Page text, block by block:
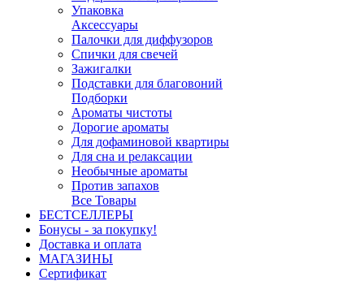
Упаковка
Аксессуары
Палочки для диффузоров
Спички для свечей
Зажигалки
Подставки для благовоний
Подборки
Ароматы чистоты
Дорогие ароматы
Для дофаминовой квартиры
Для сна и релаксации
Необычные ароматы
Против запахов
Все Товары
БЕСТСЕЛЛЕРЫ
Бонусы - за покупку!
Доставка и оплата
МАГАЗИНЫ
Cертификат